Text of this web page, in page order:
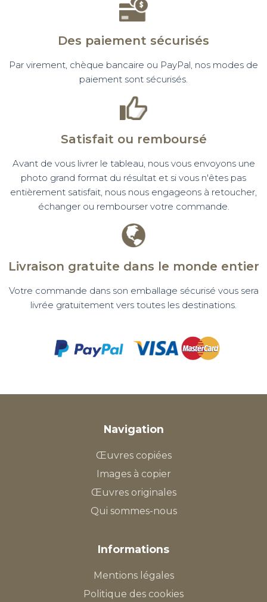
Des paiement sécurisés
Par virement, chèque bancaire ou PayPal, nos modes de
paiement sont sécurisés.
Satisfait ou remboursé
Avant de vous livrer le tableau, nous vous envoyons une
photo grand format du résultat et si vous n'êtes pas
entièrement satisfait, nous nous engageons à retoucher,
échanger ou rembourser votre commande.
Livraison gratuite dans le monde entier
Votre commande dans son emballage sécurisé vous sera
livrée gratuitement vers toutes les destinations.
Navigation
Œuvres copiées
Images à copier
Œuvres originales
Qui sommes-nous
Informations
Mentions légales
Politique des cookies